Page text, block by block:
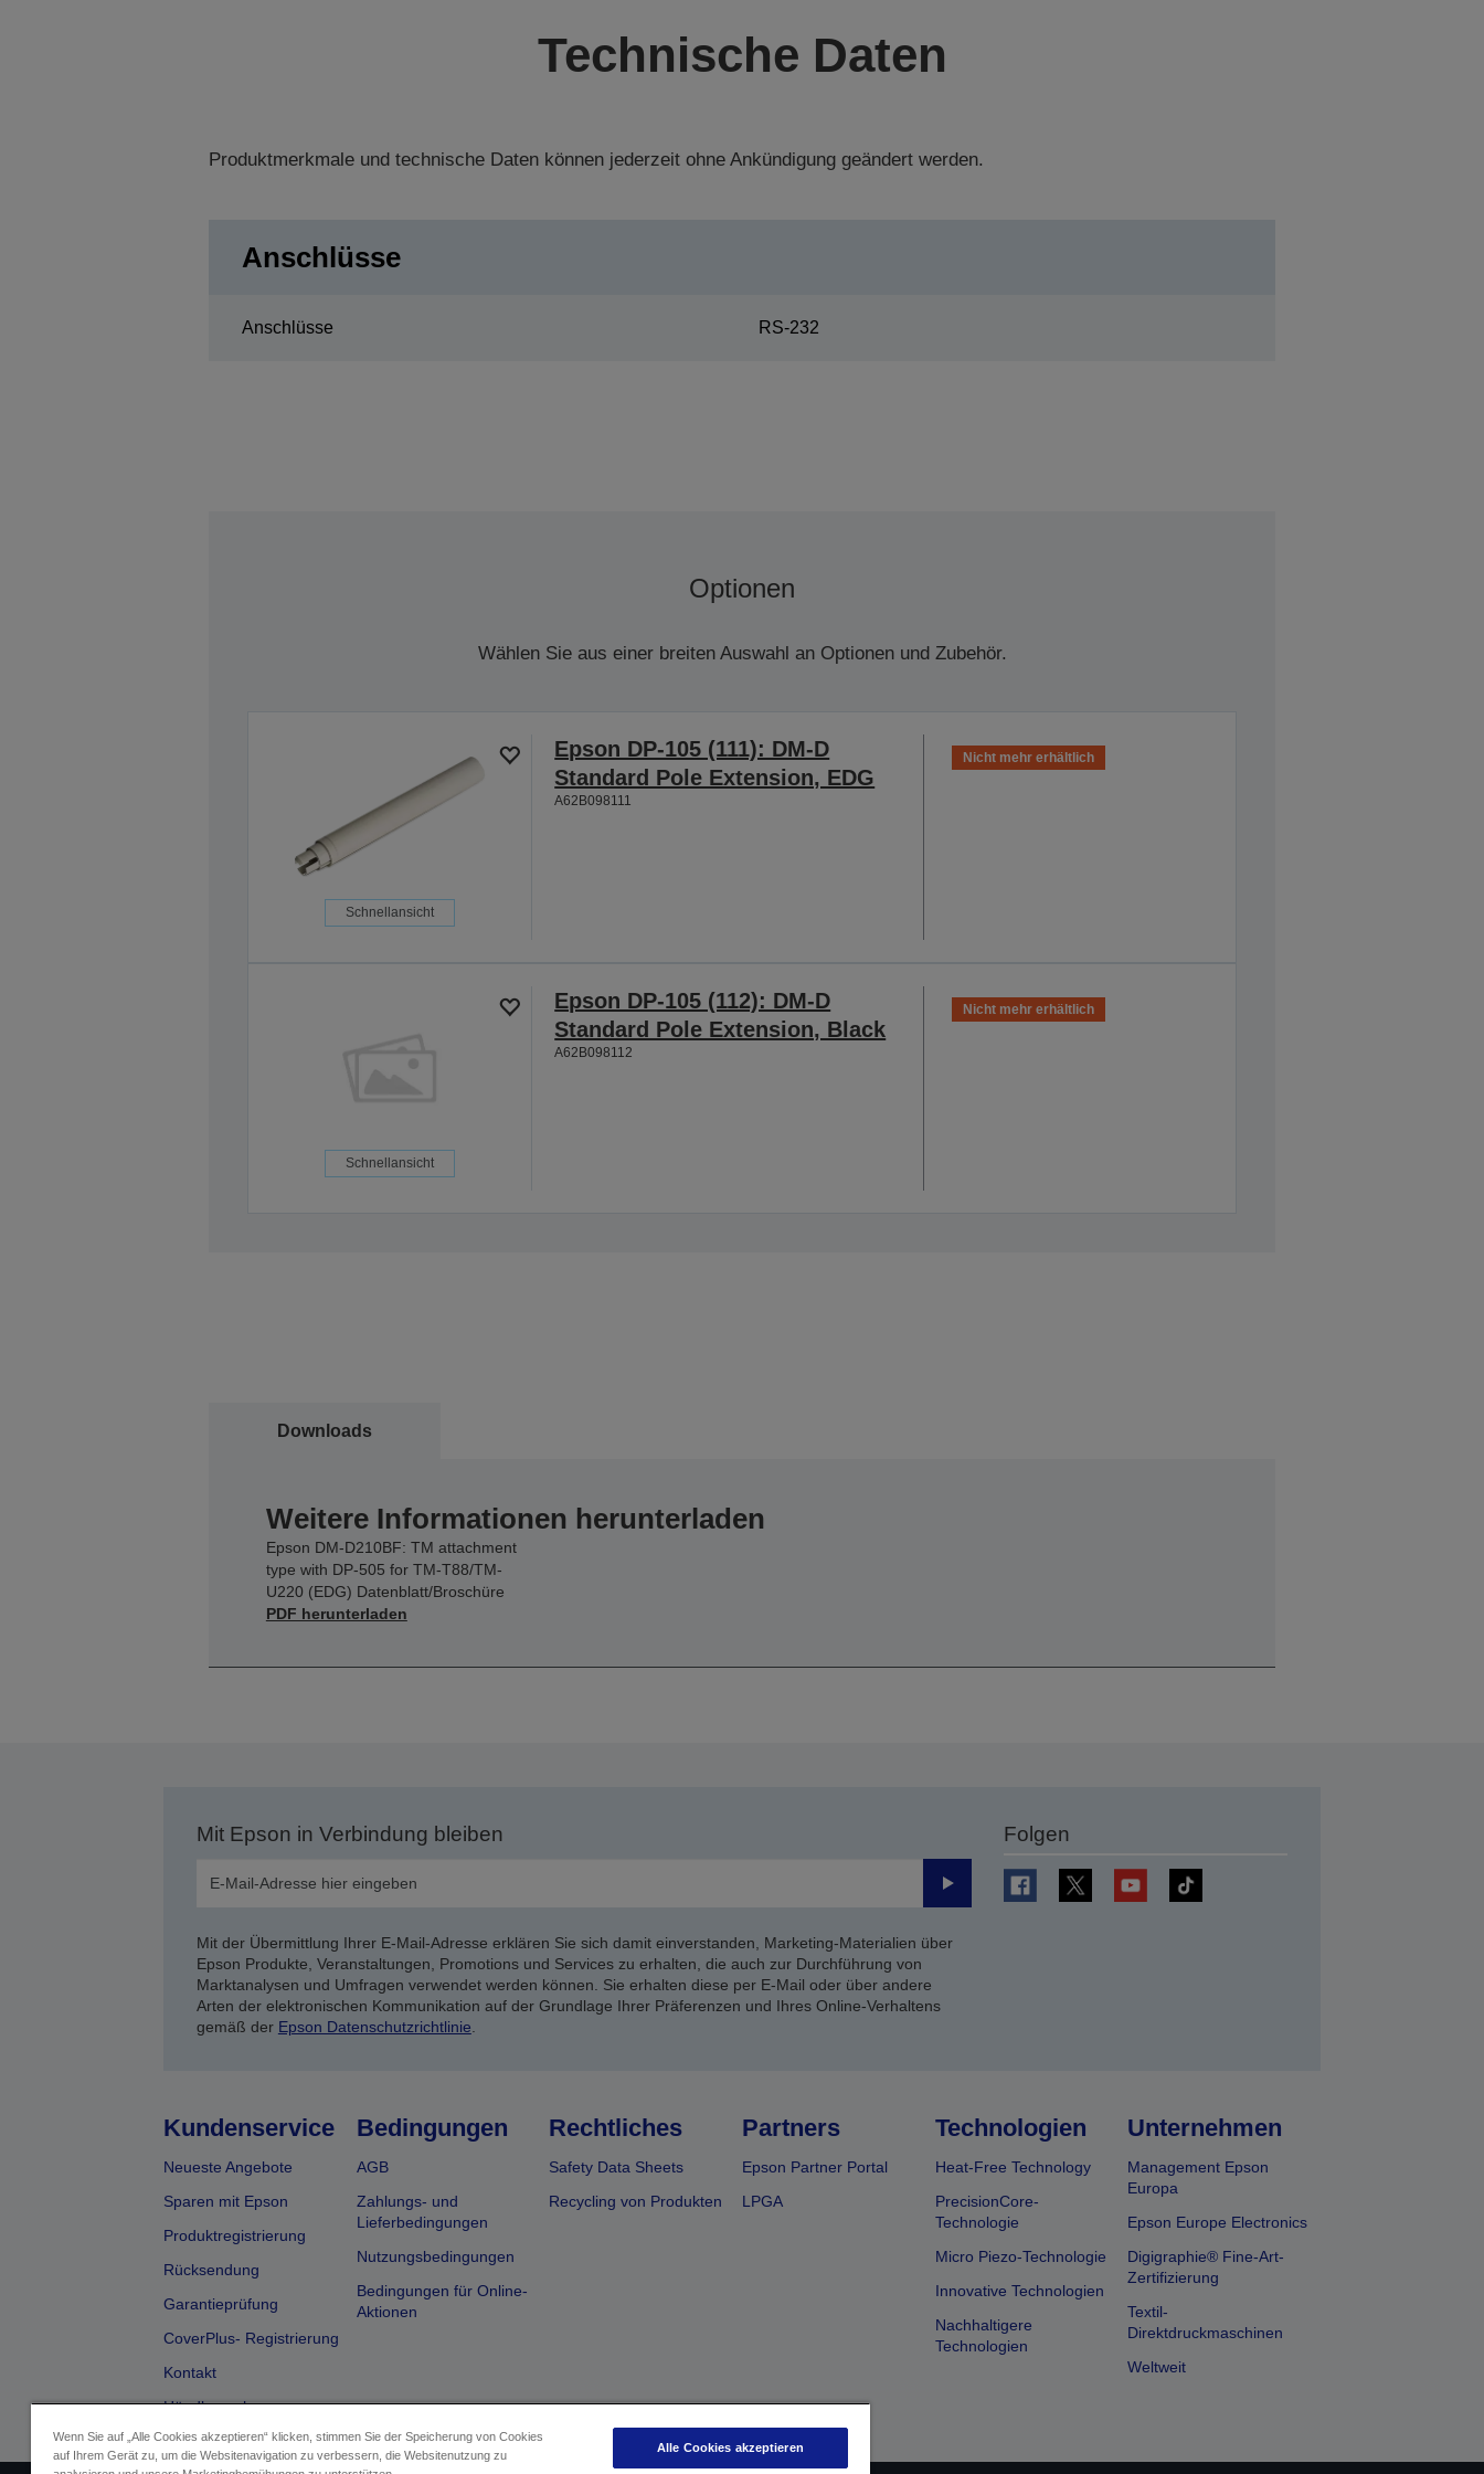
Technische Daten
Produktmerkmale und technische Daten können jederzeit ohne Ankündigung geändert werden.
Anschlüsse
Anschlüsse RS-232
Optionen
Wählen Sie aus einer breiten Auswahl an Optionen und Zubehör.
Schnellansicht
Epson DP-105 (111): DM-D
Standard Pole Extension, EDG
A62B098111
Nicht mehr erhältlich
Schnellansicht
Epson DP-105 (112): DM-D
Standard Pole Extension, Black
A62B098112
Nicht mehr erhältlich
Downloads
Weitere Informationen herunterladen
Epson DM-D210BF: TM attachment
type with DP-505 for TM-T88/TM-
U220 (EDG) Datenblatt/Broschüre
PDF herunterladen
Mit Epson in Verbindung bleiben
Senden
Mit der Übermittlung Ihrer E-Mail-Adresse erklären Sie sich damit einverstanden, Marketing-Materialien über
Epson Produkte, Veranstaltungen, Promotions und Services zu erhalten, die auch zur Durchführung von
Marktanalysen und Umfragen verwendet werden können. Sie erhalten diese per E-Mail oder über andere
Arten der elektronischen Kommunikation auf der Grundlage Ihrer Präferenzen und Ihres Online-Verhaltens
gemäß der Epson Datenschutzrichtlinie
Folgen
Kundenservice
Neueste Angebote
Sparen mit Epson
Produktregistrierung
Rücksendung
Garantieprüfung
CoverPlus- Registrierung
Kontakt
Händlersuche
Bedingungen
AGB
Zahlungs- und
Lieferbedingungen
Nutzungsbedingungen
Bedingungen für Online-
Aktionen
Rechtliches
Safety Data Sheets
Recycling von Produkten
Partners
Epson Partner Portal
LPGA
Technologien
Heat-Free Technology
PrecisionCore-
Technologie
Micro Piezo-Technologie
Innovative Technologien
Nachhaltigere
Technologien
Unternehmen
Management Epson
Europa
Epson Europe Electronics
Digigraphie® Fine-Art-
Zertifizierung
Textil-
Direktdruckmaschinen
Weltweit
Wenn Sie auf „Alle Cookies akzeptieren“ klicken, stimmen Sie der Speicherung von Cookies
auf Ihrem Gerät zu, um die Websitenavigation zu verbessern, die Websitenutzung zu
Alle Cookies akzeptieren